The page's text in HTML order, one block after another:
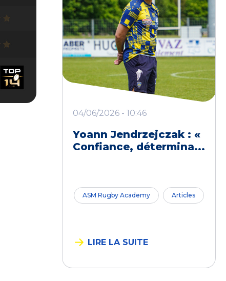
04/06/2026 - 10:46
Yoann Jendrzejczak : «
Confiance, détermina...
ASM Rugby Academy Articles
LIRE LA SUITE